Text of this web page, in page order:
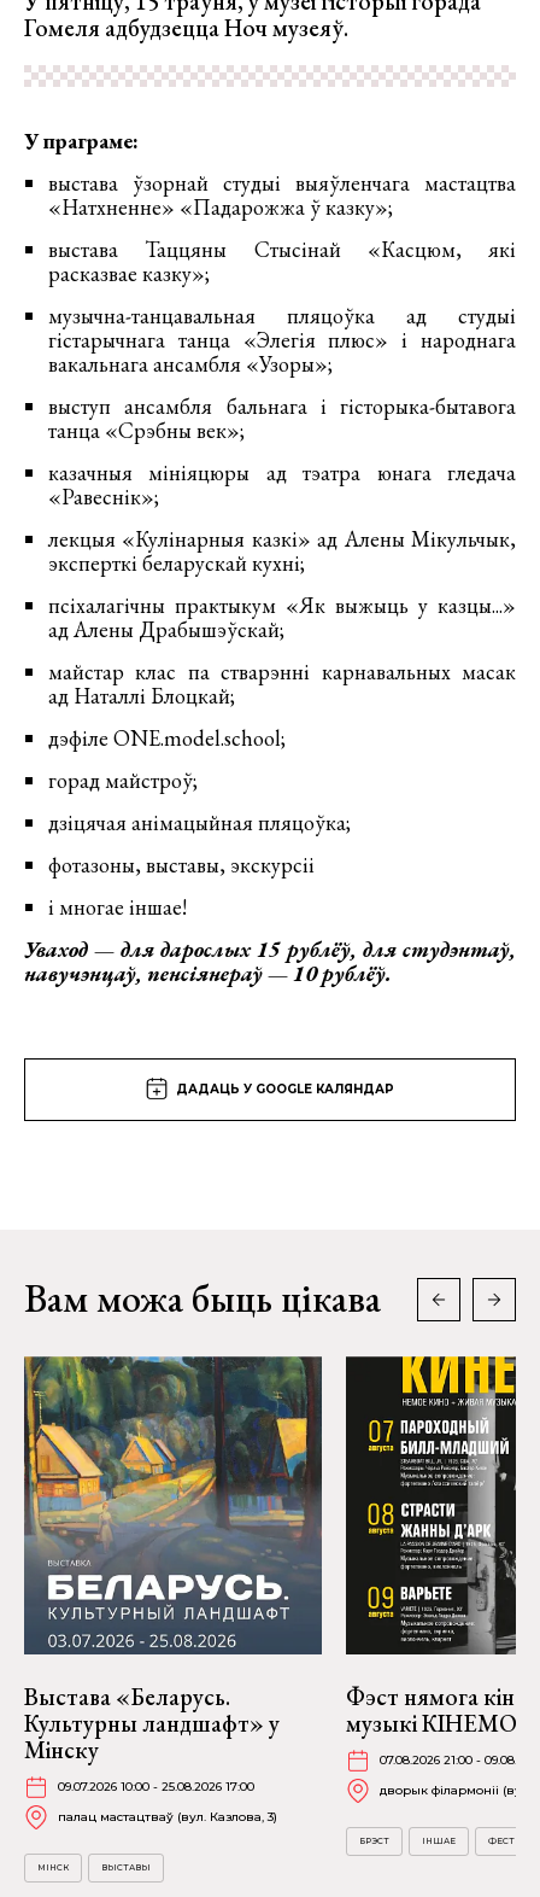
Гомеля адбудзецца Ноч музеяў.
У праграме:
выстава ўзорнай студыі выяўленчага мастацтва
«Натхненне» «Падарожжа ў казку»;
выстава Таццяны Стысінай «Касцюм, які
расказвае казку»;
музычна-танцавальная пляцоўка ад студыі
гістарычнага танца «Элегія плюс» і народнага
вакальнага ансамбля «Узоры»;
выступ ансамбля бальнага і гісторыка-бытавога
танца «Срэбны век»;
казачныя мініяцюры ад тэатра юнага гледача
«Равеснік»;
лекцыя «Кулінарныя казкі» ад Алены Мікульчык,
эксперткі беларускай кухні;
псіхалагічны практыкум «Як выжыць у казцы...»
ад Алены Драбышэўскай;
майстар клас па стварэнні карнавальных масак
ад Наталлі Блоцкай;
дэфіле ONE.model.school;
горад майстроў;
дзіцячая анімацыйная пляцоўка;
фотазоны, выставы, экскурсіі
і многае іншае!
Уваход — для дарослых 15 рублёў, для студэнтаў,
навучэнцаў, пенсіянераў — 10 рублёў.
ДАДАЦЬ У GOOGLE КАЛЯНДАР
Вам можа быць цікава
Выстава «Беларусь.
Культурны ландшафт» у
Мінску
09.07.2026 10:00 - 25.08.2026 17:00
палац мастацтваў (вул. Казлова, 3)
МІНСК ВЫСТАВЫ
Фэст нямога кіно
музыкі КІНЕМО ў
07.08.2026 21:00 -
дворык філармоніі (вул.
БРЭСТ ІНШАЕ